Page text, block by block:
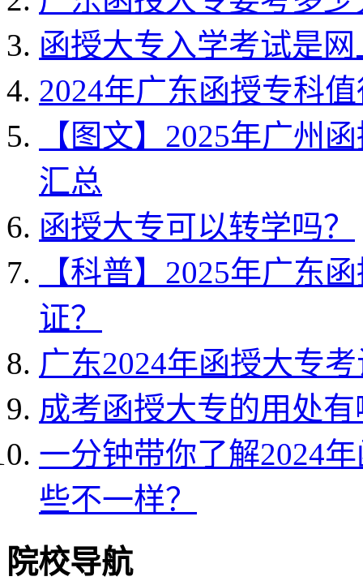
函授大专入学考试是
2024年广东函授专科
【图文】2025年广州
汇总
函授大专可以转学吗？
【科普】2025年广东
证？
广东2024年函授大专
成考函授大专的用处
一分钟带你了解2024
些不一样？
院校导航